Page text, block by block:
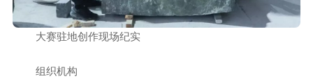
大赛驻地创作现场纪实
组织机构